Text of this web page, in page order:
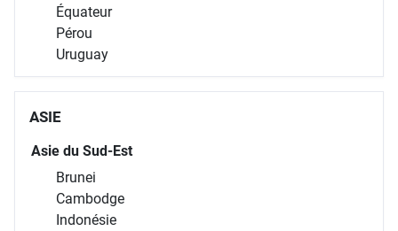
Équateur
Pérou
Uruguay
ASIE
Asie du Sud-Est
Brunei
Cambodge
Indonésie